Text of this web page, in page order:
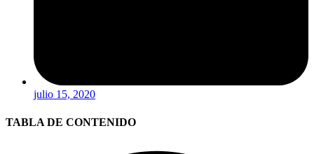
julio 15, 2020
TABLA DE CONTENIDO